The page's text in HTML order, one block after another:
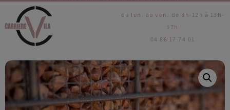
du lun. au ven. de 8h-12h à 13h-
17h
04 86 17 74 01